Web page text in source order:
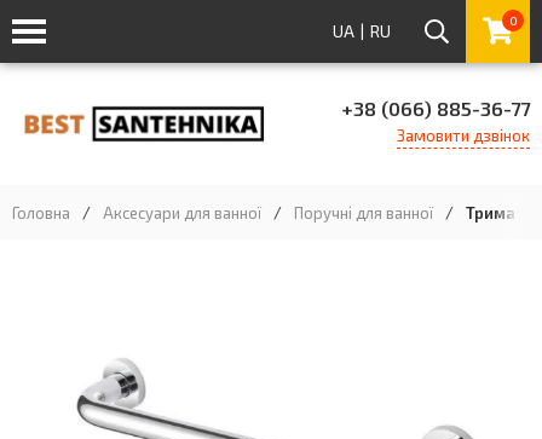
UA | RU 0
+38 (066) 885-36-77
Замовити дзвінок
Головна / Аксесуари для ванної / Поручні для ванної / Тримач